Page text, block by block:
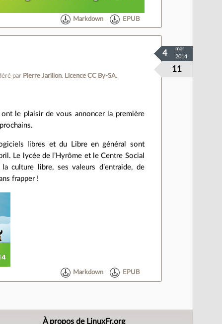
Markdown EPUB
par Pierre Jarillon. Licence CC By‑SA.
11
4
mar.
2014
ont le plaisir de vous annoncer la première
libres et du Libre en général sont
Le lycée de l’Hyrôme et le Centre Social
culture libre, ses valeurs d’entraide, de
frapper !
Markdown EPUB
À propos de LinuxFr.org